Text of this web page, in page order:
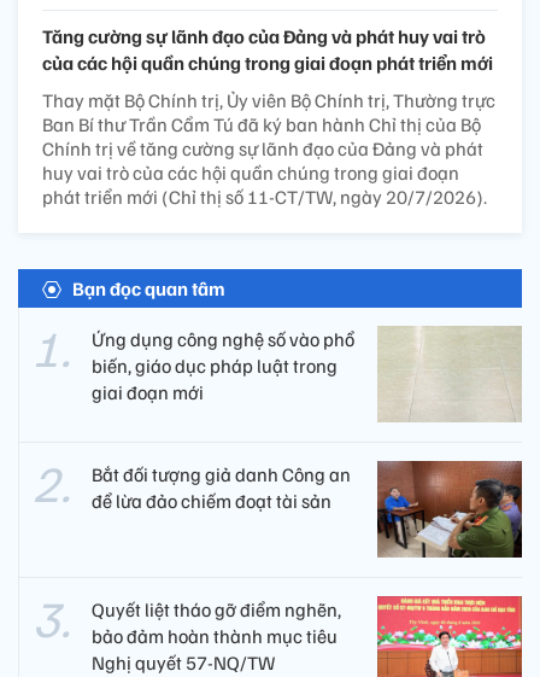
Tăng cường sự lãnh đạo của Đảng và phát huy vai trò
của các hội quần chúng trong giai đoạn phát triển mới
Thay mặt Bộ Chính trị, Ủy viên Bộ Chính trị, Thường trực
Ban Bí thư Trần Cẩm Tú đã ký ban hành Chỉ thị của Bộ
Chính trị về tăng cường sự lãnh đạo của Đảng và phát
huy vai trò của các hội quần chúng trong giai đoạn
phát triển mới (Chỉ thị số 11-CT/TW, ngày 20/7/2026).
Bạn đọc quan tâm
Ứng dụng công nghệ số vào phổ
biến, giáo dục pháp luật trong
giai đoạn mới
Bắt đối tượng giả danh Công an
để lừa đảo chiếm đoạt tài sản
Quyết liệt tháo gỡ điểm nghẽn,
bảo đảm hoàn thành mục tiêu
Nghị quyết 57-NQ/TW